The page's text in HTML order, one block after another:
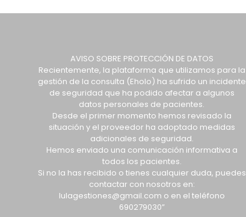
AVISO SOBRE PROTECCIÓN DE DATOS
Recientemente, la plataforma que utilizamos para la
gestión de la consulta (Eholo) ha sufrido un incidente
de seguridad que ha podido afectar a algunos
datos personales de pacientes.
Desde el primer momento hemos revisado la
situación y el proveedor ha adoptado medidas
adicionales de seguridad.
Hemos enviado una comunicación informativa a
todos los pacientes.
Si no la has recibido o tienes cualquier duda, puedes
contactar con nosotros en:
lulagestiones@gmail.com o en el teléfono
690279030”